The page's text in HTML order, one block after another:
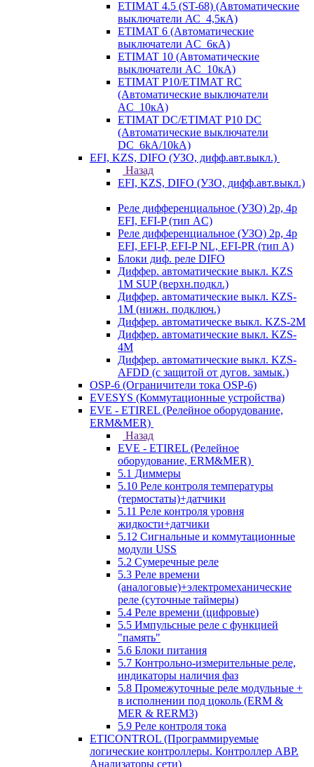
ETIMAT 4.5 (ST-68) (Автоматические
выключатели АС_4,5кА)
ETIMAT 6 (Автоматические
выключатели AC_6кА)
ETIMAT 10 (Автоматические
выключатели AC_10кА)
ETIMAT P10/ETIMAT RC
(Автоматические выключатели
AC_10кА)
ETIMAT DC/ETIMAT P10 DC
(Автоматические выключатели
DC_6kA/10kA)
EFI, KZS, DIFO (УЗО, дифф.авт.выкл.)
Назад
EFI, KZS, DIFO (УЗО, дифф.авт.выкл.)
Реле дифференциальное (УЗО) 2р, 4р
EFI, EFI-P (тип AС)
Реле дифференциальное (УЗО) 2р, 4р
EFI, EFI-P, EFI-P NL, EFI-PR (тип A)
Блоки диф. реле DIFO
Диффер. автоматические выкл. KZS
1M SUP (верхн.подкл.)
Диффер. автоматические выкл. KZS-
1M (нижн. подключ.)
Диффер. автоматическе выкл. KZS-2M
Диффер. автоматические выкл. KZS-
4M
Диффер. автоматические выкл. KZS-
AFDD (с защитой от дугов. замык.)
OSP-6 (Ограничители тока OSP-6)
EVESYS (Коммутационные устройства)
EVE - ETIREL (Релейное оборудование,
ERM&MER)
Назад
EVE - ETIREL (Релейное
оборудование, ERM&MER)
5.1 Диммеры
5.10 Реле контроля температуры
(термостаты)+датчики
5.11 Реле контроля уровня
жидкости+датчики
5.12 Сигнальные и коммутационные
модули USS
5.2 Сумеречные реле
5.3 Реле времени
(аналоговые)+электромеханические
реле (суточные таймеры)
5.4 Реле времени (цифровые)
5.5 Импульсные реле с функцией
"память"
5.6 Блоки питания
5.7 Контрольно-измерительные реле,
индикаторы наличия фаз
5.8 Промежуточные реле модульные +
в исполнении под цоколь (ERM &
MER & RERM3)
5.9 Реле контроля тока
ETICONTROL (Программируемые
логические контроллеры. Контроллер АВР.
Анализаторы сети)